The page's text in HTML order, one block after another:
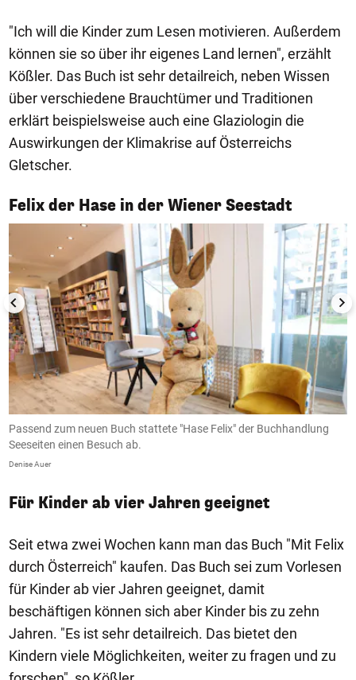
"Ich will die Kinder zum Lesen motivieren. Außerdem
können sie so über ihr eigenes Land lernen", erzählt
Kößler. Das Buch ist sehr detailreich, neben Wissen
über verschiedene Brauchtümer und Traditionen
erklärt beispielsweise auch eine Glaziologin die
Auswirkungen der Klimakrise auf Österreichs
Gletscher.
Felix der Hase in der Wiener Seestadt
1/5
Passend zum neuen Buch stattete "Hase Felix" der Buchhandlung
Seeseiten einen Besuch ab.
Denise Auer
Für Kinder ab vier Jahren geeignet
Seit etwa zwei Wochen kann man das Buch "Mit Felix
durch Österreich" kaufen. Das Buch sei zum Vorlesen
für Kinder ab vier Jahren geeignet, damit
beschäftigen können sich aber Kinder bis zu zehn
Jahren. "Es ist sehr detailreich. Das bietet den
Kindern viele Möglichkeiten, weiter zu fragen und zu